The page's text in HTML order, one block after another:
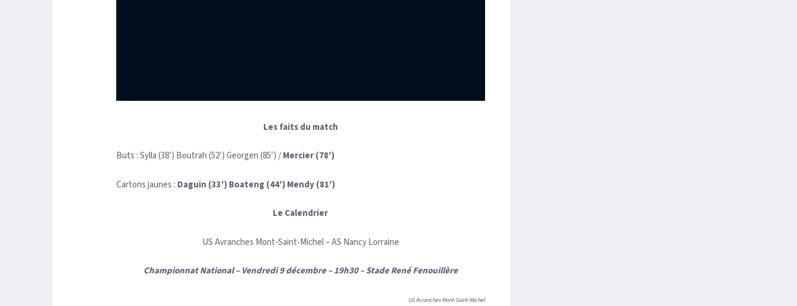
Les faits du match
Buts : Sylla (38′) Boutrah (52′) Georgen (85′) /Mercier (78′)
Cartons jaunes : Daguin (33′)Boateng (44′)Mendy (81′)
Le Calendrier
US Avranches Mont-Saint-Michel – AS Nancy Lorraine
Championnat National – Vendredi 9 décembre – 19h30 – Stade René Fenouillère
US Avranches Mont-Saint-Michel